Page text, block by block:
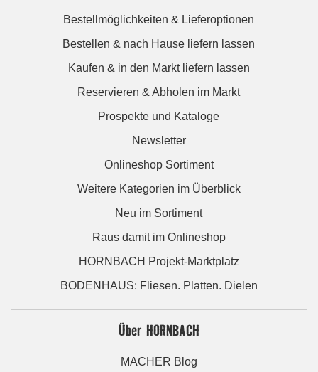
Bestellmöglichkeiten & Lieferoptionen
Bestellen & nach Hause liefern lassen
Kaufen & in den Markt liefern lassen
Reservieren & Abholen im Markt
Prospekte und Kataloge
Newsletter
Onlineshop Sortiment
Weitere Kategorien im Überblick
Neu im Sortiment
Raus damit im Onlineshop
HORNBACH Projekt-Marktplatz
BODENHAUS: Fliesen. Platten. Dielen
Über HORNBACH
MACHER Blog